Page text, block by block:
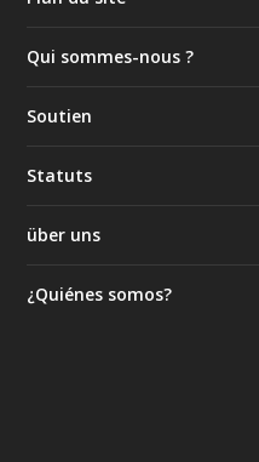
Qui sommes-nous ?
Soutien
Statuts
über uns
¿Quiénes somos?